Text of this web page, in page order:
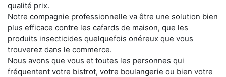
qualité prix.
Notre compagnie professionnelle va être une solution bien
plus efficace contre les cafards de maison, que les
produits insecticides quelquefois onéreux que vous
trouverez dans le commerce.
Nous avons que vous et toutes les personnes qui
fréquentent votre bistrot, votre boulangerie ou bien votre